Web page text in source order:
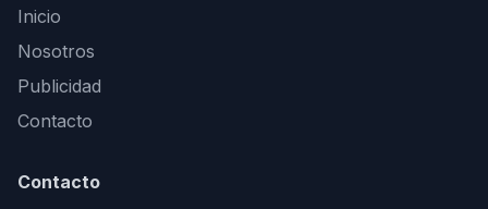
Inicio
Nosotros
Publicidad
Contacto
Contacto